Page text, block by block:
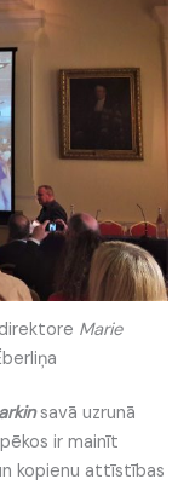
Marie
savā uzrunā
ir mainīt
kopienu attīstības